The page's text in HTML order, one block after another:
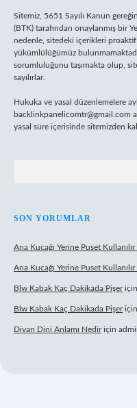
Sitemiz, 5651 Sayılı Kanun
(BTK) tarafından onaylanmış bir
nedenle, sitedeki içerikleri
yükümlülüğümüz
sorumluluğunu taşımakta olup,
sayılırlar.
Hukuka ve yasal düzenlemelere
backlinkpanelicomtr@gmail.com
yasal süre içerisinde sitemizden
SON YORUMLAR
Ana Kucağı Yerine Puset Kullanılır
Ana Kucağı Yerine Puset Kullanılır
Blw Kabak Kaç Dakikada Pişeriçin
Blw Kabak Kaç Dakikada Pişeriçin
Divan Dini Anlamı Nediriçin